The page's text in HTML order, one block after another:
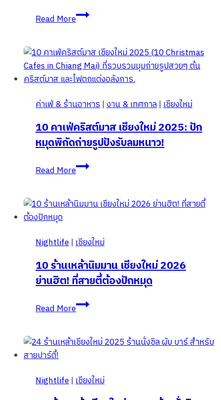
Read Moreคอร์ส
เรียน
ฟรี
หลักสูตร
ภาษา
เบื้อง
ต้น
EP.2
จาก
มหาวิทยาลัย
เชียงใหม่
ค่าเฟ่ & ร้านอาหาร|งาน & เทศกาล|เชียงใหม่
10 คาเฟ่คริสต์มาส เชียงใหม่ 2025: ปัก
หมุดพิกัดถ่ายรูปปังรับลมหนาว!
Read More10
คาเฟ่
เชียงใหม่
หมุด
พิกัด
ถ่าย
รูป
รับ
หนาว!
Nightlife|เชียงใหม่
10 ร้านเหล้านิมมาน เชียงใหม่ 2026
ย่านฮิต! ที่สายตี้ต้องปักหมุด
Read More10
ร้าน
นิมมาน
ย่าน
ฮิต!
Nightlife|เชียงใหม่